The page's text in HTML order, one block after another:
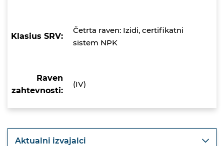
Klasius SRV:
Četrta raven: Izidi, certifikatni
sistem NPK
Raven
zahtevnosti:
(IV)
Aktualni izvajalci